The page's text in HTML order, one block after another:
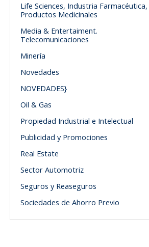
Life Sciences, Industria Farmacéutica,
Productos Medicinales
Media & Entertaiment.
Telecomunicaciones
Minería
Novedades
NOVEDADES}
Oil & Gas
Propiedad Industrial e Intelectual
Publicidad y Promociones
Real Estate
Sector Automotriz
Seguros y Reaseguros
Sociedades de Ahorro Previo